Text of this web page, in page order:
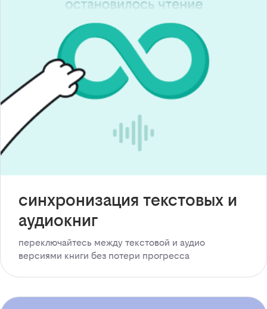
синхронизация текстовых и
аудиокниг
переключайтесь между текстовой и аудио
версиями книги без потери прогресса